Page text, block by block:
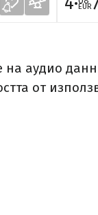
EUR
на аудио
от